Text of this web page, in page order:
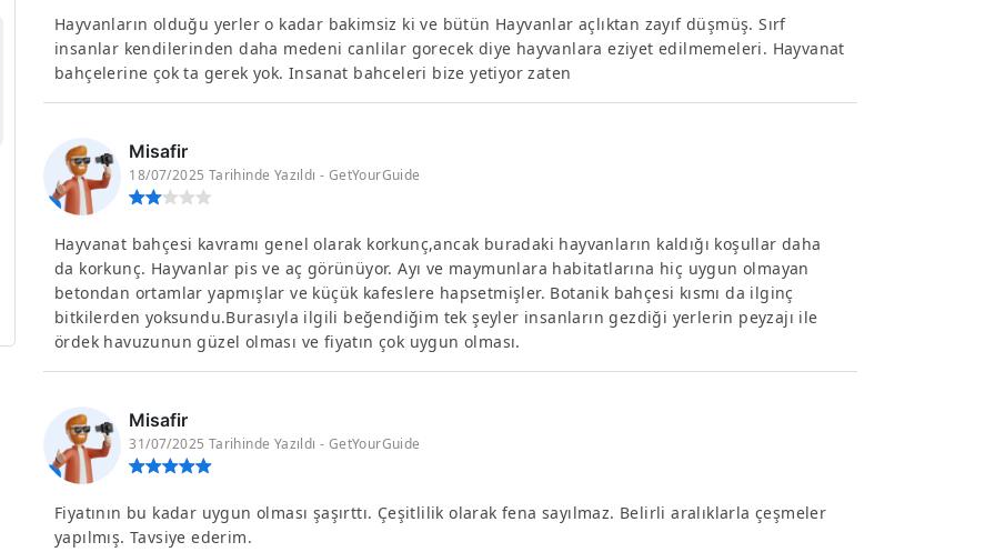
Hayvanların olduğu yerler o kadar bakimsiz ki ve bütün Hayvanlar açlıktan zayıf düşmüş. Sırf
insanlar kendilerinden daha medeni canlilar gorecek diye hayvanlara eziyet edilmemeleri. Hayvanat
bahçelerine çok ta gerek yok. Insanat bahceleri bize yetiyor zaten
Misafir
18/07/2025 Tarihinde Yazıldı - GetYourGuide
Hayvanat bahçesi kavramı genel olarak korkunç,ancak buradaki hayvanların kaldığı koşullar daha
da korkunç. Hayvanlar pis ve aç görünüyor. Ayı ve maymunlara habitatlarına hiç uygun olmayan
betondan ortamlar yapmışlar ve küçük kafeslere hapsetmişler. Botanik bahçesi kısmı da ilginç
bitkilerden yoksundu.Burasıyla ilgili beğendiğim tek şeyler insanların gezdiği yerlerin peyzajı ile
ördek havuzunun güzel olması ve fiyatın çok uygun olması.
Misafir
31/07/2025 Tarihinde Yazıldı - GetYourGuide
Fiyatının bu kadar uygun olması şaşırttı. Çeşitlilik olarak fena sayılmaz. Belirli aralıklarla çeşmeler
yapılmış. Tavsiye ederim.